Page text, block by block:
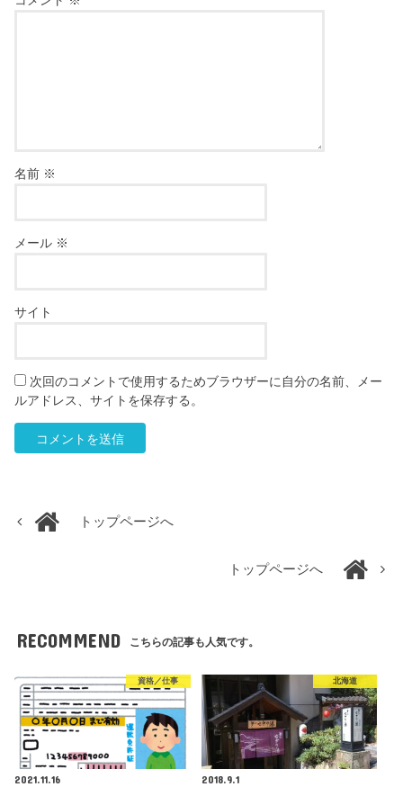
名前 ※
メール ※
サイト
次回のコメントで使用するためブラウザーに自分の名前、メー
ルアドレス、サイトを保存する。
トップページへ
トップページへ
RECOMMEND こちらの記事も人気です。
資格／仕事
2021.11.16
北海道
2018.9.1